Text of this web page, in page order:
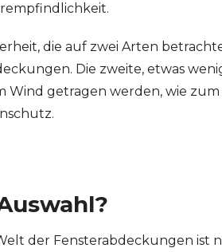
die auf zwei Arten
Die zweite, etwas
Wind getragen werden, wie
der Fensterabdeckungen ist